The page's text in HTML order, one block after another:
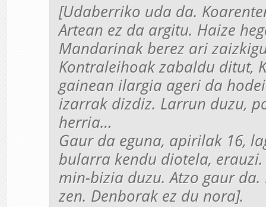
[Udaberriko uda da.
Artean ez da argitu. Haize
Mandarinak berez ari
Kontraleihoak zabaldu ditut,
gainean ilargia ageri da
izarrak dizdiz. Larrun duzu,
herria…
Gaur da eguna, apirilak 16,
bularra kendu diotela,
min-bizia duzu. Atzo gaur
zen. Denborak ez du nora].